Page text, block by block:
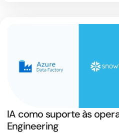
IA como suporte às
Engineering